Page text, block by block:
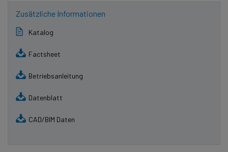
Zusätzliche Informationen
Katalog
Factsheet
Betriebsanleitung
Datenblatt
CAD/BIM Daten